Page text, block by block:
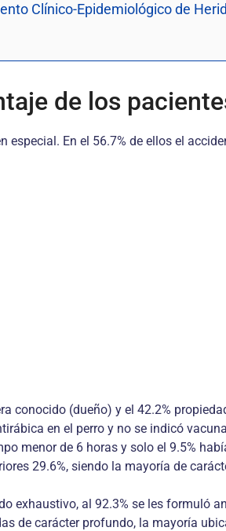
Clínico-Epidemiológico de
de los
especial. En el 56.7% de ellos el
conocido (dueño) y el 42.2%
en el perro y no se indicó
menor de 6 horas y solo el 9.5%
29.6%, siendo la mayoría de
exhaustivo, al 92.3% se les formuló
de carácter profundo, la mayoría